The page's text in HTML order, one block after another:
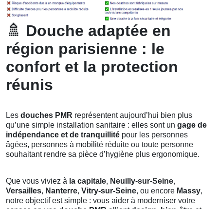
🚿 Douche adaptée en
région parisienne : le
confort et la protection
réunis
Les douches PMR représentent aujourd’hui bien plus
qu’une simple installation sanitaire : elles sont un gage de
indépendance et de tranquillité pour les personnes
âgées, personnes à mobilité réduite ou toute personne
souhaitant rendre sa pièce d’hygiène plus ergonomique.
Que vous viviez à la capitale, Neuilly-sur-Seine,
Versailles, Nanterre, Vitry-sur-Seine, ou encore Massy,
notre objectif est simple : vous aider à moderniser votre